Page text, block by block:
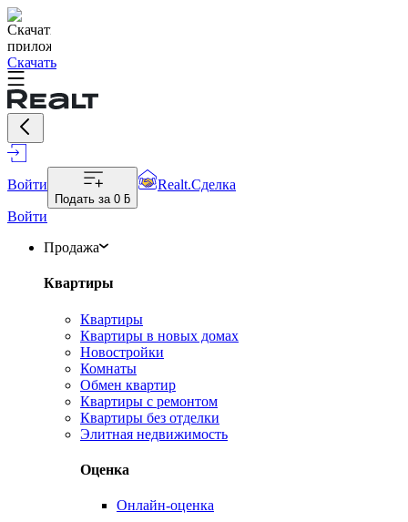
Скачать
Войти
Подать за 0 ƃ
Realt.Сделка
Войти
Продажа
Квартиры
Квартиры
Квартиры в новых домах
Новостройки
Комнаты
Обмен квартир
Квартиры с ремонтом
Квартиры без отделки
Элитная недвижимость
Оценка
Онлайн-оценка